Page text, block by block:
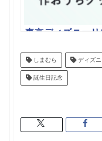
東京ディズニー
しまむら ディズニ
誕生日記念